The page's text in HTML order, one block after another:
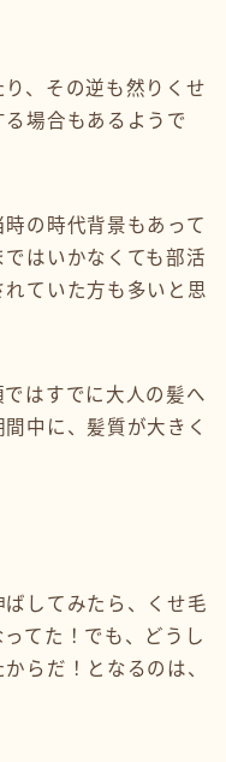
、その逆も然りくせ
場合もあるようで
の時代背景もあって
はいかなくても部活
ていた方も多いと思
はすでに大人の髪へ
中に、髪質が大きく
してみたら、くせ毛
てた！でも、どうし
らだ！となるのは、